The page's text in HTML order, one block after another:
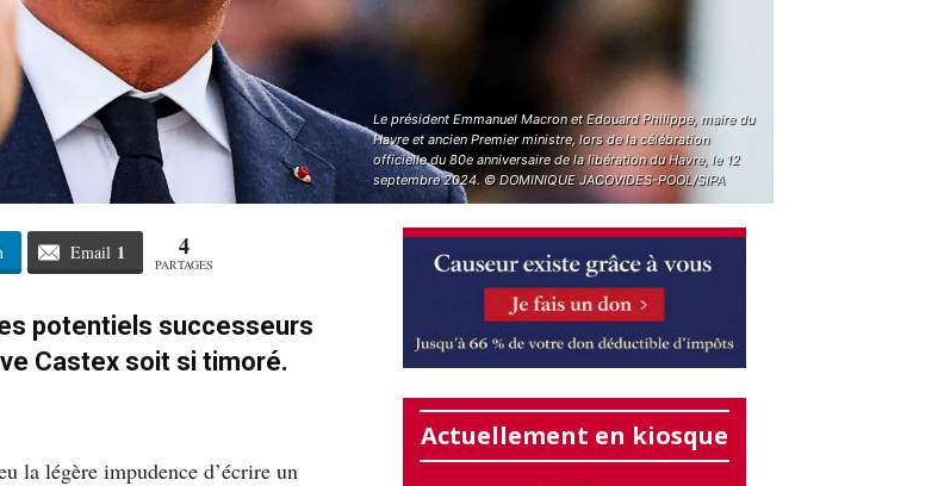
Le président Emmanuel Macron et Edouard Philippe, maire du
Havre et ancien Premier ministre, lors de la célébration
officielle du 80e anniversaire de la libération du Havre, le 12
septembre 2024. © DOMINIQUE JACOVIDES-POOL/SIPA
Email 1 4
PARTAGES
potentiels successeurs
Castex soit si timoré.
la légère impudence d’écrire un
Actuellement en kiosque